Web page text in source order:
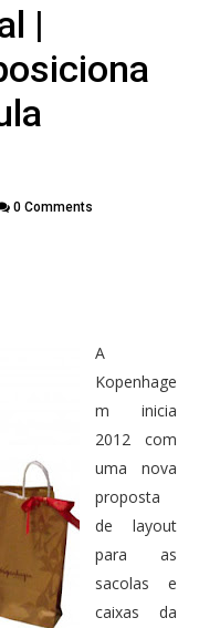
|
0 Comments
A
Kopenhage
m inicia
2012 com
uma nova
proposta
de layout
para as
sacolas e
caixas da